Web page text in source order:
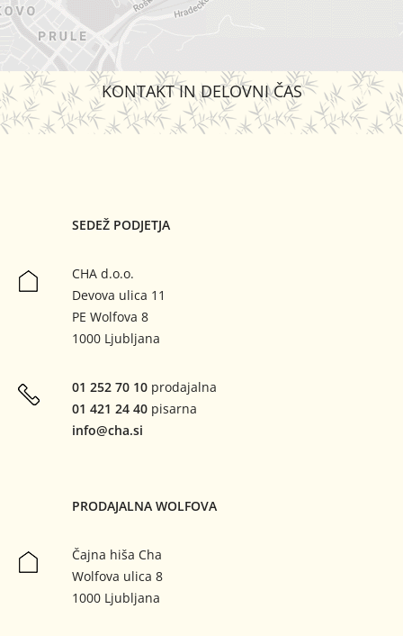
KONTAKT IN DELOVNI ČAS
SEDEŽ PODJETJA
CHA d.o.o.
Devova ulica 11
PE Wolfova 8
1000 Ljubljana
01 252 70 10 prodajalna
01 421 24 40 pisarna
info
cha.si
PRODAJALNA WOLFOVA
Čajna hiša Cha
Wolfova ulica 8
1000 Ljubljana